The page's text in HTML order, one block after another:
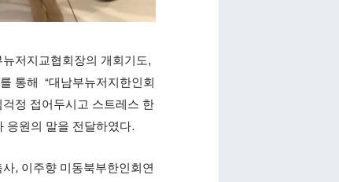
저지교협회장의 개회기도,
통해 “대남부뉴저지한인회
정 접어두시고 스트레스 한
응원의 말을 전달하였다.
, 이주향 미동북부한인회연